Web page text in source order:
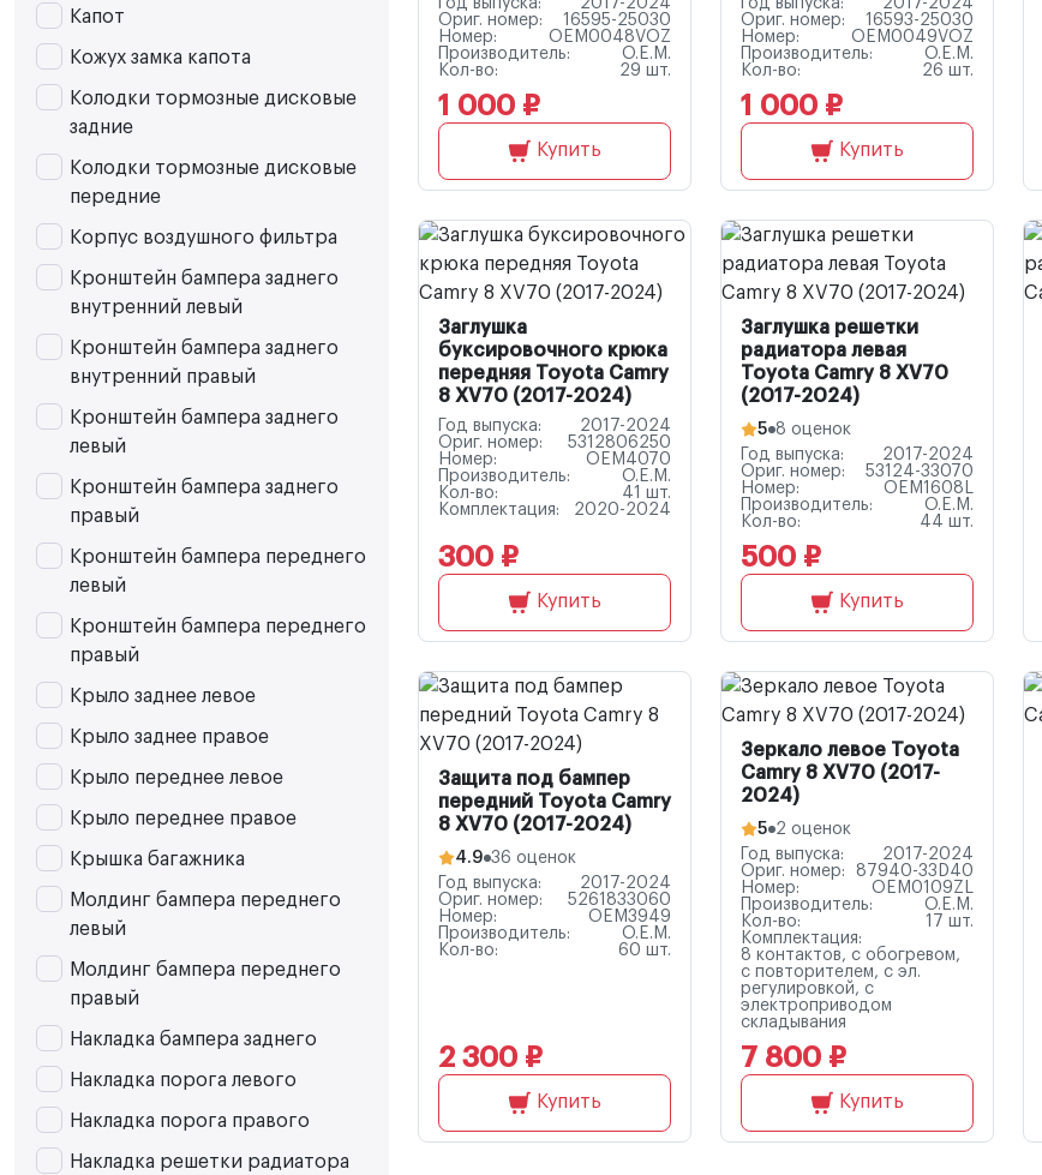
Капот
Кожух замка капота
Колодки тормозные дисковые
задние
Колодки тормозные дисковые
передние
Корпус воздушного фильтра
Кронштейн бампера заднего
внутренний левый
Кронштейн бампера заднего
внутренний правый
Кронштейн бампера заднего
левый
Кронштейн бампера заднего
правый
Кронштейн бампера переднего
левый
Кронштейн бампера переднего
правый
Крыло заднее левое
Крыло заднее правое
Крыло переднее левое
Крыло переднее правое
Крышка багажника
Молдинг бампера переднего
левый
Молдинг бампера переднего
правый
Накладка бампера заднего
Накладка порога левого
Накладка порога правого
Накладка решетки радиатора
Год выпуска:
2017-2024
Ориг. номер:
16595-25030
Номер:
OEM0048VOZ
Производитель:
O.E.M.
Кол-во:
29 шт.
1 000 ₽
Купить
Год выпуска:
2017-2024
Ориг. номер:
16593-25030
Номер:
OEM0049VOZ
Производитель:
O.E.M.
Кол-во:
26 шт.
1 000 ₽
Купить
Заглушка
буксировочного крюка
передняя Toyota Camry
8 XV70 (2017-2024)
Год выпуска:
2017-2024
Ориг. номер:
5312806250
Номер:
OEM4070
Производитель:
O.E.M.
Кол-во:
41 шт.
Комплектация:
2020-2024
300 ₽
Купить
Заглушка решетки
радиатора левая
Toyota Camry 8 XV70
(2017-2024)
5 8 оценок
Год выпуска:
2017-2024
Ориг. номер:
53124-33070
Номер:
OEM1608L
Производитель:
O.E.M.
Кол-во:
44 шт.
500 ₽
Купить
Защита под бампер
передний Toyota Camry
8 XV70 (2017-2024)
4.9 36 оценок
Год выпуска:
2017-2024
Ориг. номер:
5261833060
Номер:
OEM3949
Производитель:
O.E.M.
Кол-во:
60 шт.
2 300 ₽
Купить
Зеркало левое Toyota
Camry 8 XV70 (2017-
2024)
5 2 оценок
Год выпуска:
2017-2024
Ориг. номер:
87940-33D40
Номер:
OEM0109ZL
Производитель:
O.E.M.
Кол-во:
17 шт.
Комплектация:
8 контактов, с обогревом,
с повторителем, с эл.
регулировкой, с
электроприводом
складывания
7 800 ₽
Купить